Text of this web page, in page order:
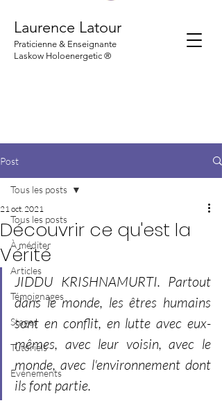
Laurence Latour
Praticienne & Enseignante
Laskow Holoenergetic ®
Post
Tous les posts
À méditer
Articles
Témoignages
Stages
Tutoriels
Evénements
Tous les posts
Découvrir ce qu'est la
Vérité
21 oct. 2021
JIDDU KRISHNAMURTI. Partout
dans le monde, les êtres humains
sont en conflit, en lutte avec eux-
mêmes, avec leur voisin, avec le
monde, avec l'environnement dont
ils font partie.